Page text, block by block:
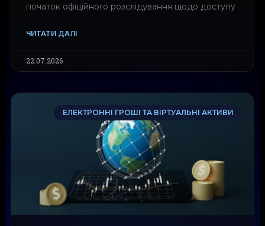
початок офіційного розслідування щодо доступу
ЧИТАТИ ДАЛІ
22.07.2026
ЕЛЕКТРОННІ ГРОШІ ТА ВІРТУАЛЬНІ АКТИВИ